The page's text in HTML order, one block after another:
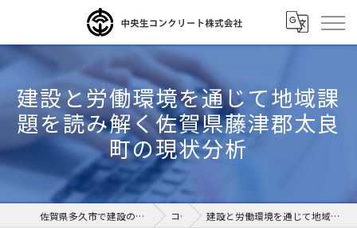
建設と労働環境を通じて地域課
題を読み解く佐賀県藤津郡太良
町の現状分析
佐賀県多久市で建設の求人なら中央生コンクリート株式会社 コラム 建設と労働環境を通じて地域課題を読み解く佐賀県藤津郡太良町の現状分析